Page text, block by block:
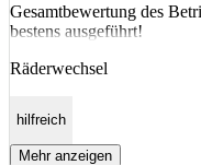
Gesamtbewertung des
bestens ausgeführt!
Räderwechsel
hilfreich
Mehr anzeigen